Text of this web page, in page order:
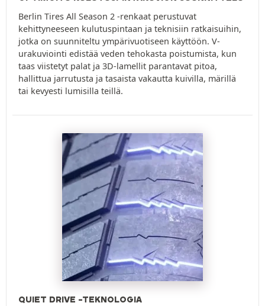
Berlin Tires All Season 2 -renkaat perustuvat
kehittyneeseen kulutuspintaan ja teknisiin ratkaisuihin,
jotka on suunniteltu ympärivuotiseen käyttöön. V-
urakuviointi edistää veden tehokasta poistumista, kun
taas viistetyt palat ja 3D-lamellit parantavat pitoa,
hallittua jarrutusta ja tasaista vakautta kuivilla, märillä
tai kevyesti lumisilla teillä.
QUIET DRIVE -TEKNOLOGIA